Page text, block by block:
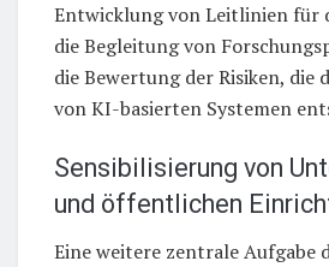
Entwicklung von Leitlinien für
die Begleitung von
die Bewertung der Risiken, die
von KI-basierten Systemen
Sensibilisierung von
und öffentlichen
Eine weitere zentrale Aufgabe